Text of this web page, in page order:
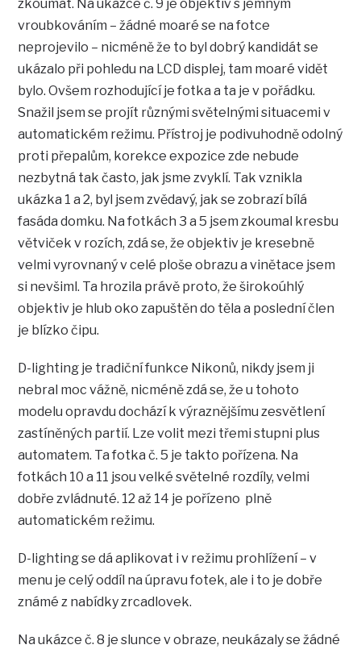
zkoumat. Na ukázce č. 9 je objektiv s jemným
vroubkováním – žádné moaré se na fotce
neprojevilo – nicméně že to byl dobrý kandidát se
ukázalo při pohledu na LCD displej, tam moaré vidět
bylo. Ovšem rozhodující je fotka a ta je v pořádku.
Snažil jsem se projít různými světelnými situacemi v
automatickém režimu. Přístroj je podivuhodně odolný
proti přepalům, korekce expozice zde nebude
nezbytná tak často, jak jsme zvyklí. Tak vznikla
ukázka 1 a 2, byl jsem zvědavý, jak se zobrazí bílá
fasáda domku. Na fotkách 3 a 5 jsem zkoumal kresbu
větviček v rozích, zdá se, že objektiv je kresebně
velmi vyrovnaný v celé ploše obrazu a vinětace jsem
si nevšiml. Ta hrozila právě proto, že širokoúhlý
objektiv je hlub oko zapuštěn do těla a poslední člen
je blízko čipu.
D-lighting je tradiční funkce Nikonů, nikdy jsem ji
nebral moc vážně, nicméně zdá se, že u tohoto
modelu opravdu dochází k výraznějšímu zesvětlení
zastíněných partií. Lze volit mezi třemi stupni plus
automatem. Ta fotka č. 5 je takto pořízena. Na
fotkách 10 a 11 jsou velké světelné rozdíly, velmi
dobře zvládnuté. 12 až 14 je pořízeno plně
automatickém režimu.
D-lighting se dá aplikovat i v režimu prohlížení – v
menu je celý oddíl na úpravu fotek, ale i to je dobře
známé z nabídky zrcadlovek.
Na ukázce č. 8 je slunce v obraze, neukázaly se žádné